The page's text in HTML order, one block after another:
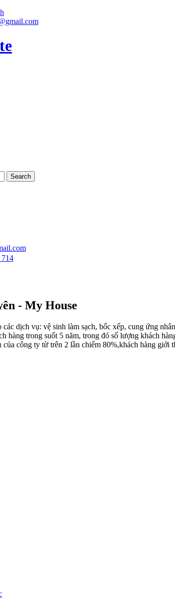
- My House
các dịch vụ: vệ sinh làm sạch, bốc xếp, cung ứng
hàng trong suốt 5 năm, trong đó số lượng khách
của công ty từ trên 2 lần chiếm 80%,khách hàng